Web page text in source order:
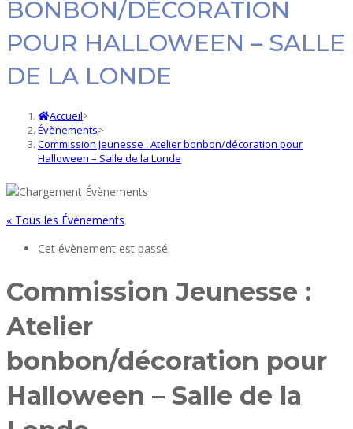
BONBON/DÉCORATION
POUR HALLOWEEN – SALLE
DE LA LONDE
Accueil>
Évènements>
Commission Jeunesse : Atelier bonbon/décoration pour
Halloween – Salle de la Londe
« Tous les Évènements
Cet évènement est passé.
Commission Jeunesse :
Atelier
bonbon/décoration pour
Halloween – Salle de la